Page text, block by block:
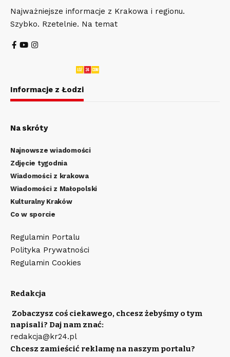
Najważniejsze informacje z Krakowa i regionu.
Szybko. Rzetelnie. Na temat
Informacje z Łodzi
Na skróty
Najnowsze wiadomości
Zdjęcie tygodnia
Wiadomości z krakowa
Wiadomości z Małopolski
Kulturalny Kraków
Co w sporcie
Regulamin Portalu
Polityka Prywatności
Regulamin Cookies
Redakcja
Zobaczysz coś ciekawego, chcesz żebyśmy o tym
napisali? Daj nam znać:
redakcja@kr24.pl
Chcesz zamieścić reklamę na naszym portalu?